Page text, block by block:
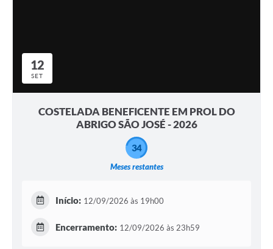
12
SET
COSTELADA BENEFICENTE EM PROL DO
ABRIGO SÃO JOSÉ - 2026
Meses restantes
34
Início: 12/09/2026 às 19h00
Encerramento: 12/09/2026 às 23h59